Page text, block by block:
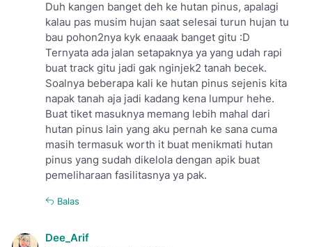
Duh kangen banget deh ke hutan pinus, apalagi
kalau pas musim hujan saat selesai turun hujan tu
bau pohon2nya kyk enaaak banget gitu :D
Ternyata ada jalan setapaknya ya yang udah rapi
buat track gitu jadi gak nginjek2 tanah becek.
Soalnya beberapa kali ke hutan pinus sejenis kita
napak tanah aja jadi kadang kena lumpur hehe.
Buat tiket masuknya memang lebih mahal dari
hutan pinus lain yang aku pernah ke sana cuma
masih termasuk worth it buat menikmati hutan
pinus yang sudah dikelola dengan apik buat
pemeliharaan fasilitasnya ya pak.
Balas
Dee_Arif